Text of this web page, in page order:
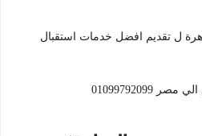
ل تقديم افضل خدمات استقبال